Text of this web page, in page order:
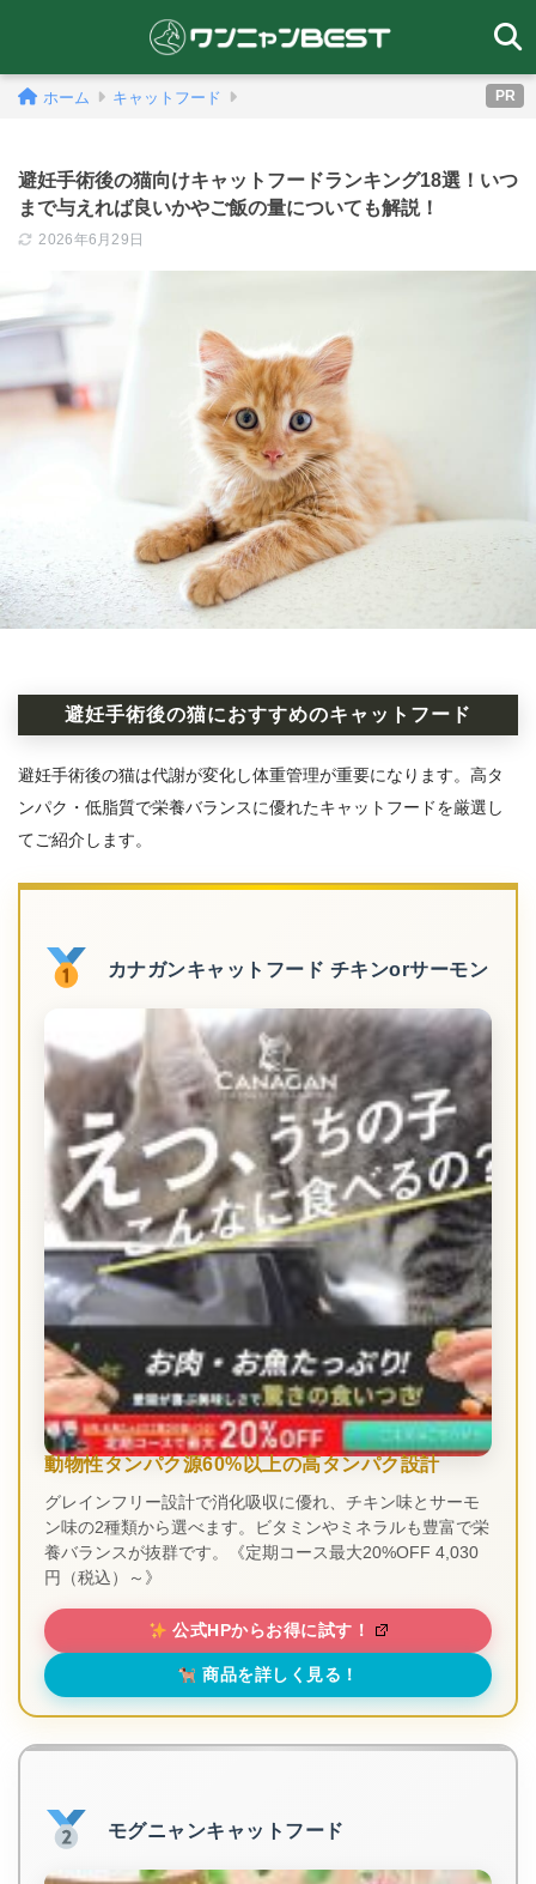
PR
ホーム キャットフード
避妊手術後の猫向けキャットフードランキング18選！いつ
まで与えれば良いかやご飯の量についても解説！
2026年6月29日
避妊手術後の猫におすすめのキャットフード
避妊手術後の猫は代謝が変化し体重管理が重要になります。高タ
ンパク・低脂質で栄養バランスに優れたキャットフードを厳選し
てご紹介します。
カナガンキャットフード チキンorサーモン
動物性タンパク源60%以上の高タンパク設計
グレインフリー設計で消化吸収に優れ、チキン味とサーモ
ン味の2種類から選べます。ビタミンやミネラルも豊富で栄
養バランスが抜群です。《定期コース最大20%OFF 4,030
円（税込）～》
公式HPからお得に試す！
商品を詳しく見る！
モグニャンキャットフード